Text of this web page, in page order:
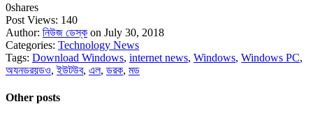
0shares
Post Views: 140
Author: নিউজ ডেস্ক on July 30, 2018
Categories: Technology News
Tags: Download Windows, internet news, Windows, Windows PC,
অযনডরয়ডও,ইউটউব, এল, ডরক, মড
Other posts